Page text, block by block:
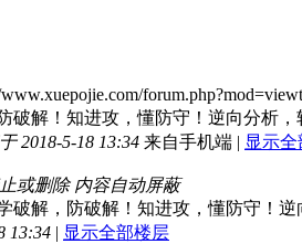
破解！知进攻，懂防守！逆向分析
2018-5-18 13:34 来自手机端 | 显示
或删除 内容自动屏蔽
破解，防破解！知进攻，懂防守！
13:34 | 显示全部楼层